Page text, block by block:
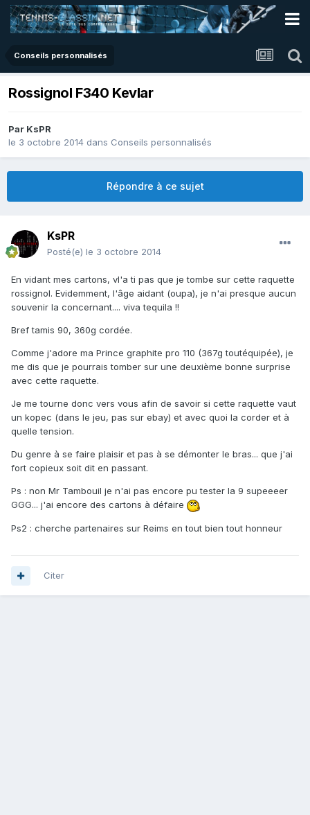
Conseils personnalisés
Rossignol F340 Kevlar
Par KsPR
le 3 octobre 2014 dans Conseils personnalisés
Répondre à ce sujet
KsPR
Posté(e) le 3 octobre 2014
En vidant mes cartons, vl'a ti pas que je tombe sur cette raquette
rossignol. Evidemment, l'âge aidant (oupa), je n'ai presque aucun
souvenir la concernant.... viva tequila !!
Bref tamis 90, 360g cordée.
Comme j'adore ma Prince graphite pro 110 (367g toutéquipée), je
me dis que je pourrais tomber sur une deuxième bonne surprise
avec cette raquette.
Je me tourne donc vers vous afin de savoir si cette raquette vaut
un kopec (dans le jeu, pas sur ebay) et avec quoi la corder et à
quelle tension.
Du genre à se faire plaisir et pas à se démonter le bras... que j'ai
fort copieux soit dit en passant.
Ps : non Mr Tambouil je n'ai pas encore pu tester la 9 supeeeer
GGG... j'ai encore des cartons à défaire
Ps2 : cherche partenaires sur Reims en tout bien tout honneur
Citer